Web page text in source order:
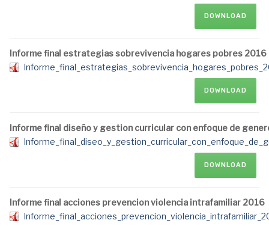
DOWNLOAD
Informe final estrategias sobrevivencia hogares pobres 2016
DOWNLOAD
Informe final diseño y gestion curricular con enfoque de
DOWNLOAD
Informe final acciones prevencion violencia intrafamiliar 2016